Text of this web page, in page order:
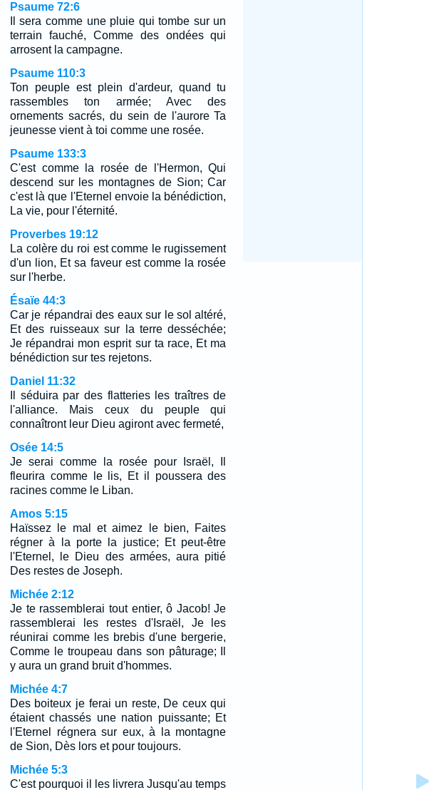
Psaume 72:6
Il sera comme une pluie qui tombe sur un
terrain fauché, Comme des ondées qui
arrosent la campagne.
Psaume 110:3
Ton peuple est plein d'ardeur, quand tu
rassembles ton armée; Avec des
ornements sacrés, du sein de l'aurore Ta
jeunesse vient à toi comme une rosée.
Psaume 133:3
C'est comme la rosée de l'Hermon, Qui
descend sur les montagnes de Sion; Car
c'est là que l'Eternel envoie la bénédiction,
La vie, pour l'éternité.
Proverbes 19:12
La colère du roi est comme le rugissement
d'un lion, Et sa faveur est comme la rosée
sur l'herbe.
Ésaïe 44:3
Car je répandrai des eaux sur le sol altéré,
Et des ruisseaux sur la terre desséchée;
Je répandrai mon esprit sur ta race, Et ma
bénédiction sur tes rejetons.
Daniel 11:32
Il séduira par des flatteries les traîtres de
l'alliance. Mais ceux du peuple qui
connaîtront leur Dieu agiront avec fermeté,
Osée 14:5
Je serai comme la rosée pour Israël, Il
fleurira comme le lis, Et il poussera des
racines comme le Liban.
Amos 5:15
Haïssez le mal et aimez le bien, Faites
régner à la porte la justice; Et peut-être
l'Eternel, le Dieu des armées, aura pitié
Des restes de Joseph.
Michée 2:12
Je te rassemblerai tout entier, ô Jacob! Je
rassemblerai les restes d'Israël, Je les
réunirai comme les brebis d'une bergerie,
Comme le troupeau dans son pâturage; Il
y aura un grand bruit d'hommes.
Michée 4:7
Des boiteux je ferai un reste, De ceux qui
étaient chassés une nation puissante; Et
l'Eternel régnera sur eux, à la montagne
de Sion, Dès lors et pour toujours.
Michée 5:3
C'est pourquoi il les livrera Jusqu'au temps